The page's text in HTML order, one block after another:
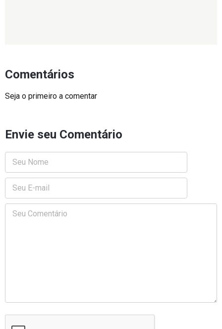
Comentários
Seja o primeiro a comentar
Envie seu Comentário